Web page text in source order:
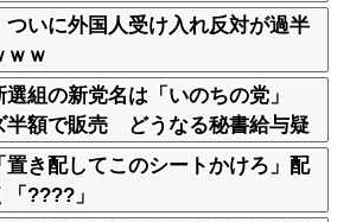
ついに外国人受け入れ反対が過半
ｗｗ
選組の新党名は「いのちの党」
半額で販売 どうなる秘書給与疑
置き配してこのシートかけろ」配
????」